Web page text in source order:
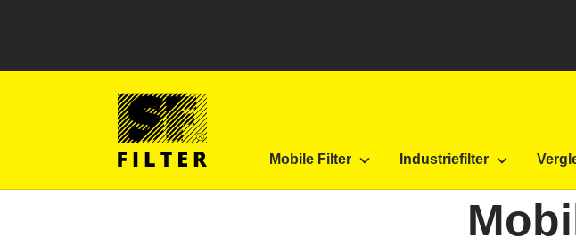
Mobile Filter Industriefilter
SF Filter Homepage